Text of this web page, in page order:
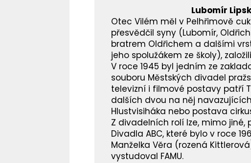
Lubomír
Otec Vilém měl v Pelhřimově
přesvědčil syny (Lubomír,
bratrem Oldřichem a dalšími
jeho spolužákem ze školy),
V roce 1945 byl jedním ze
souboru Městských divadel
televizní i filmové postavy patří
dalších dvou na něj
Hlustvisiháka nebo postava
Z divadelních rolí lze, mimo
Divadla ABC, které bylo v roce
Manželka Věra (rozená
vystudoval FAMU.